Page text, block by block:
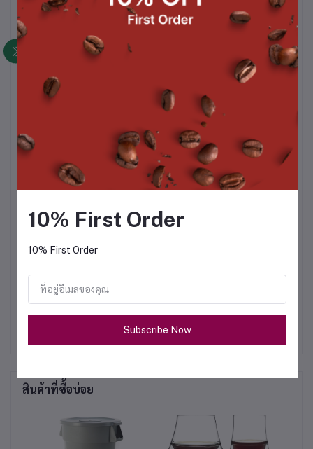
Always check with local plumbing codes before
Installation
For Use with Regular or cold water supply only,
Hot water is not recommended to use with rinser
Install in-line water regulator set at 15 PSI from
the public water supply, no more than 15 Psi
Install an in-line one-way check valve on water
supply this will prevent pressure drop which can
cause leakage
Install in-line shut-off for the rinser system from
use for extended periods such as off days or
Install a shut-off for the water supply if the line is
*หมายเหตุ ราคานี้รวม Vat7% แล้ว
สินค้าที่ซื้อบ่อย
10% First Order
10% First Order
Subscribe Now